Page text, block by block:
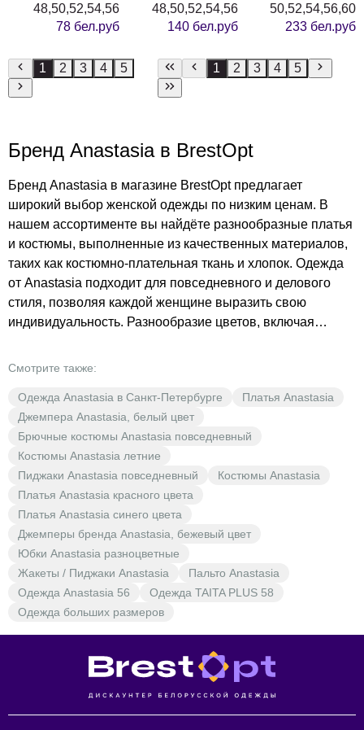
48,50,52,54,56
78 бел.руб
48,50,52,54,56
140 бел.руб
50,52,54,56,60
233 бел.руб
1 2 3 4 5 1 2 3 4 5
Бренд Anastasia в BrestOpt
Бренд Anastasia в магазине BrestOpt предлагает
широкий выбор женской одежды по низким ценам. В
нашем ассортименте вы найдёте разнообразные платья
и костюмы, выполненные из качественных материалов,
таких как костюмно-плательная ткань и хлопок. Одежда
от Anastasia подходит для повседневного и делового
стиля, позволяя каждой женщине выразить свою
индивидуальность. Разнообразие цветов, включая
бренда особенно привлекательными. В BrestOpt вы
предложения, которые сделают вашу покупку ещё более
приятной. Откройте для себя мир моды и стиля с
брендом Anastasia в BrestOpt.
Смотрите также:
Одежда Anastasia в Санкт-Петербурге
Платья Anastasia
Джемпера Anastasia, белый цвет
Брючные костюмы Anastasia повседневный
Костюмы Anastasia летние
Пиджаки Anastasia повседневный
Костюмы Anastasia
Платья Anastasia красного цвета
Платья Anastasia синего цвета
Джемперы бренда Anastasia, бежевый цвет
Юбки Anastasia разноцветные
Жакеты / Пиджаки Anastasia
Пальто Anastasia
Одежда Anastasia 56
Одежда TAITA PLUS 58
Одежда больших размеров